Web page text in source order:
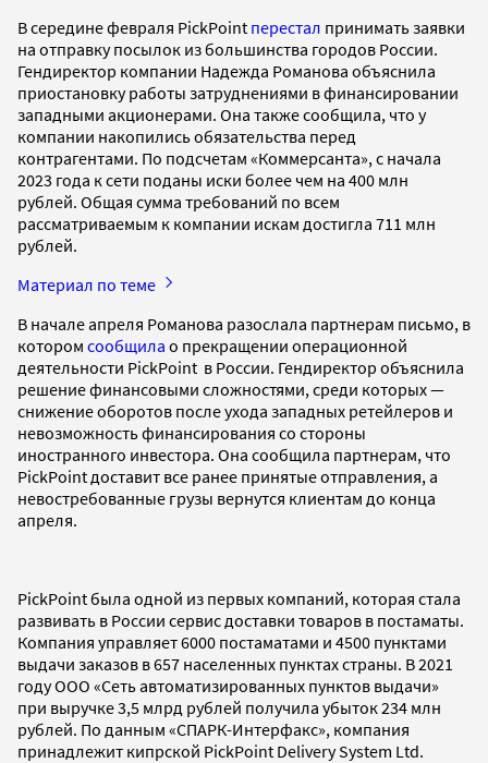
В середине февраля PickPoint перестал принимать заявки
на отправку посылок из большинства городов России.
Гендиректор компании Надежда Романова объяснила
приостановку работы затруднениями в финансировании
западными акционерами. Она также сообщила, что у
компании накопились обязательства перед
контрагентами. По подсчетам «Коммерсанта», с начала
2023 года к сети поданы иски более чем на 400 млн
рублей. Общая сумма требований по всем
рассматриваемым к компании искам достигла 711 млн
рублей.
Материал по теме
В начале апреля Романова разослала партнерам письмо, в
котором сообщила о прекращении операционной
деятельности PickPoint в России. Гендиректор объяснила
решение финансовыми сложностями, среди которых —
снижение оборотов после ухода западных ретейлеров и
невозможность финансирования со стороны
иностранного инвестора. Она сообщила партнерам, что
PickPoint доставит все ранее принятые отправления, а
невостребованные грузы вернутся клиентам до конца
апреля.
PickPoint была одной из первых компаний, которая стала
развивать в России сервис доставки товаров в постаматы.
Компания управляет 6000 постаматами и 4500 пунктами
выдачи заказов в 657 населенных пунктах страны. В 2021
году ООО «Сеть автоматизированных пунктов выдачи»
при выручке 3,5 млрд рублей получила убыток 234 млн
рублей. По данным «СПАРК-Интерфакс», компания
принадлежит кипрской PickPoint Delivery System Ltd.